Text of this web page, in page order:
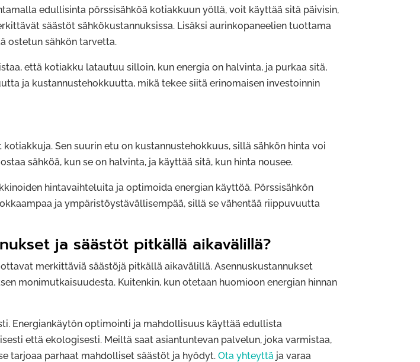
edullisinta pörssisähköä kotiakkuun yöllä, voit käyttää sitä päivisin,
säästöt sähkökustannuksissa. Lisäksi aurinkopaneelien tuottama
ostetun sähkön tarvetta.
että kotiakku latautuu silloin, kun energia on halvinta, ja purkaa sitä,
ja kustannustehokkuutta, mikä tekee siitä erinomaisen investoinnin
Sen suurin etu on kustannustehokkuus, sillä sähkön hinta voi
sähköä, kun se on halvinta, ja käyttää sitä, kun hinta nousee.
hintavaihteluita ja optimoida energian käyttöä. Pörssisähkön
ja ympäristöystävällisempää, sillä se vähentää riippuvuutta
ja säästöt pitkällä aikavälillä?
merkittäviä säästöjä pitkällä aikavälillä. Asennuskustannukset
monimutkaisuudesta. Kuitenkin, kun otetaan huomioon energian hinnan
Energiankäytön optimointi ja mahdollisuus käyttää edullista
että ekologisesti. Meiltä saat asiantuntevan palvelun, joka varmistaa,
tarjoaa parhaat mahdolliset säästöt ja hyödyt.Ota yhteyttä ja varaa